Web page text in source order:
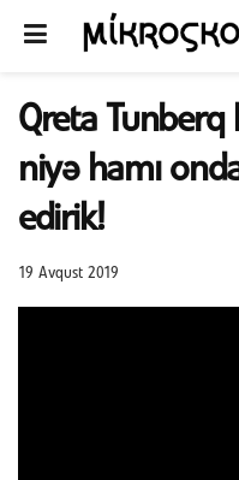
Qreta Tunberq
niyə hamı
edirik!
19 Avqust 2019